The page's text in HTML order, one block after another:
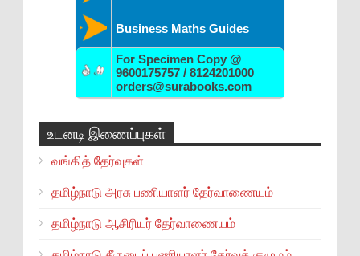
Business Maths Guides
For Specimen Copy @
9600175757 / 8124201000
orders@surabooks.com
உடனடி இணைப்புகள்
வங்கித் தேர்வுகள்
தமிழ்நாடு அரசு பணியாளர் தேர்வாணையம்
தமிழ்நாடு ஆசிரியர் தேர்வாணையம்